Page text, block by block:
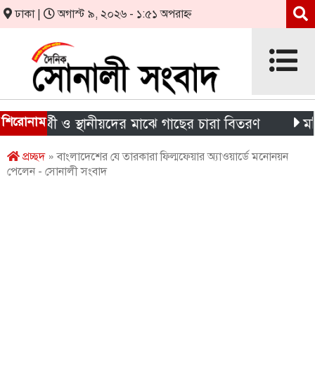
ঢাকা | অগাস্ট ৯, ২০২৬ - ১:৫১ অপরাহ্ন
শিরোনামও স্থানীয়দের মাঝে গাছের চারা বিতরণ
প্রচ্ছদ» বাংলাদেশের যে তারকারা ফিল্মফেয়ার অ্যাওয়ার্ডে মনোনয়ন
পেলেন - সোনালী সংবাদ